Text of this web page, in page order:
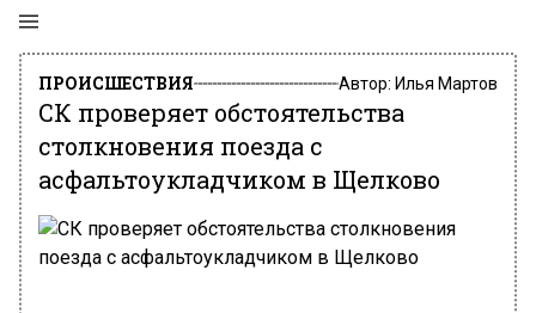
ПРОИСШЕСТВИЯ Автор: Илья Мартов
СК проверяет обстоятельства
столкновения поезда с
асфальтоукладчиком в Щелково